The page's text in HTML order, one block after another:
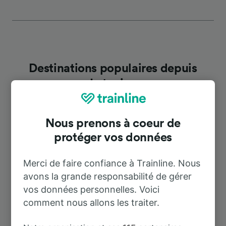
Destinations populaires depuis
Letovice
À Brno hl.n.
À Prague 2 h 7 m
Nous prenons à coeur de
protéger vos données
Merci de faire confiance à Trainline. Nous
avons la grande responsabilité de gérer
vos données personnelles. Voici
comment nous allons les traiter.